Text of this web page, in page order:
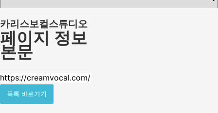
카리스보컬스튜디오
페이지 정보
본문
https://creamvocal.com/
목록 바로가기